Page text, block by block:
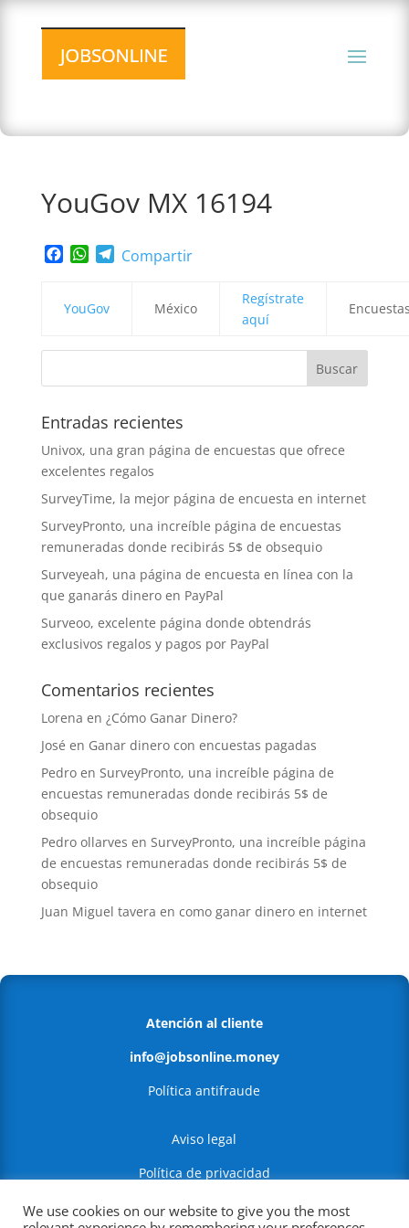
YouGov MX 16194
Facebook
WhatsApp
Telegram
Compartir
YouGov México
Regístrate
aquí
Entradas recientes
Univox, una gran página de encuestas que ofrece
excelentes regalos
SurveyTime, la mejor página de encuesta en internet
SurveyPronto, una increíble página de encuestas
remuneradas donde recibirás 5$ de obsequio
Surveyeah, una página de encuesta en línea con la
que ganarás dinero en PayPal
Surveoo, excelente página donde obtendrás
exclusivos regalos y pagos por PayPal
Comentarios recientes
Lorena en ¿Cómo Ganar Dinero?
José en Ganar dinero con encuestas pagadas
Pedroen SurveyPronto, una increíble página de
encuestas remuneradas donde recibirás 5$ de
obsequio
Pedro ollarves en SurveyPronto, una increíble página
de encuestas remuneradas donde recibirás 5$ de
obsequio
Juan Miguel tavera en como ganar dinero en internet
Atención al cliente
info@jobsonline.money
Política antifraude
Aviso legal
Política de privacidad
Política de Cookies
We use cookies on our website to give you the most